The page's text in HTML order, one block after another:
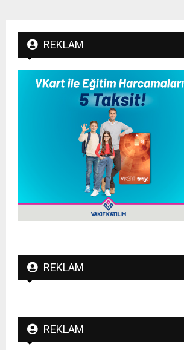
REKLAM
REKLAM
REKLAM